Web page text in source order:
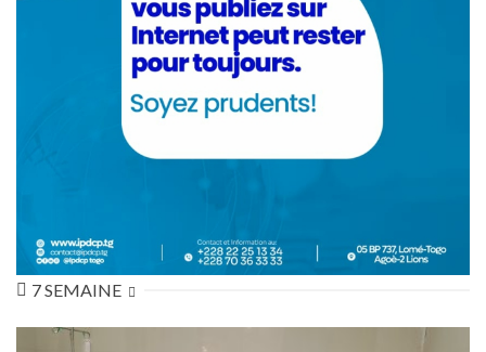
7 SEMAINE